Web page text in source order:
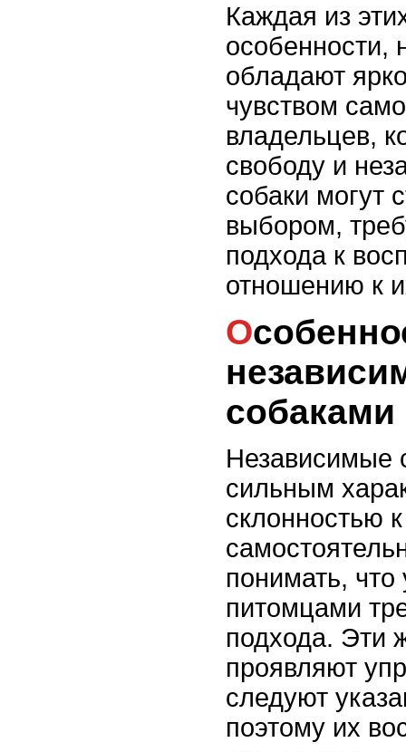
Каждая из
особенности,
обладают
чувством
владельцев,
свободу и
собаки могут
выбором,
подхода к
отношению к
Особенности ухода за
собаками
Независимые
сильным
склонностью к
понимать, что
питомцами
подхода. Эти
проявляют
следуют
поэтому их